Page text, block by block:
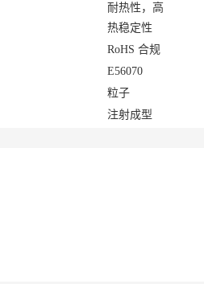
耐热性，高
热稳定性
RoHS 合规
E56070
粒子
注射成型